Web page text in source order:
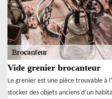
Vide grenier brocanteur
Le grenier est une pièce trouvable à
stocker des objets anciens d’un